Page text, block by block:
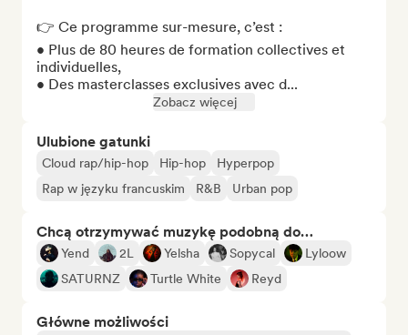
👉 Ce programme sur-mesure, c’est :
• Plus de 80 heures de formation collectives et
individuelles,
• Des masterclasses exclusives avec d...
Zobacz więcej
Ulubione gatunki
Cloud rap/hip-hop Hip-hop
Hyperpop
Rap w języku francuskim
R&B Urban pop
Chcą otrzymywać muzykę podobną do…
Yend 2L Yelsha Sopycal
Lyloow
SATURNZ
Turtle White Reyd
Główne możliwości